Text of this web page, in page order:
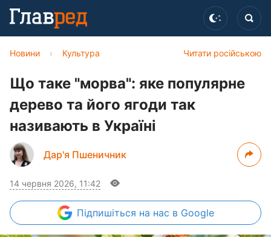
Читати російською
Новини › Культура
Що таке "морва": яке популярне
дерево та його ягоди так
називають в Україні
Дар'я Пшеничник
14 червня 2026, 11:42
Підпишіться на нас в Google